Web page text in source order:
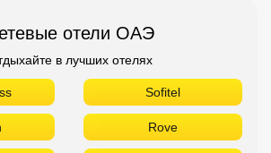
отели ОАЭ
в лучших отелях
Sofitel